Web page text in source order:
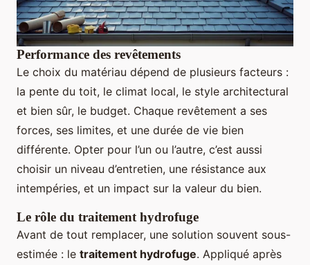
Performance des revêtements
Le choix du matériau dépend de plusieurs facteurs :
la pente du toit, le climat local, le style architectural
et bien sûr, le budget. Chaque revêtement a ses
forces, ses limites, et une durée de vie bien
différente. Opter pour l’un ou l’autre, c’est aussi
choisir un niveau d’entretien, une résistance aux
intempéries, et un impact sur la valeur du bien.
Le rôle du traitement hydrofuge
Avant de tout remplacer, une solution souvent sous-
estimée : le traitement hydrofuge. Appliqué après